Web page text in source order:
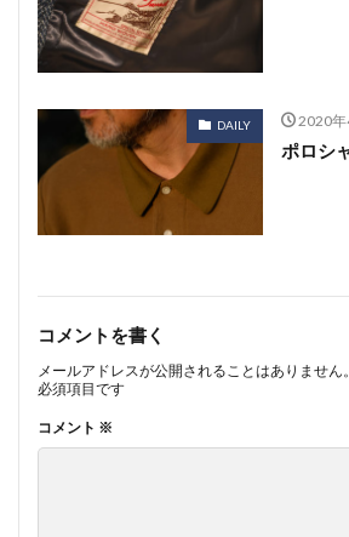
DAILY 2020年
ポロシ
コメントを書く
メールアドレスが公開されることはありません。
必須項目です
コメント ※